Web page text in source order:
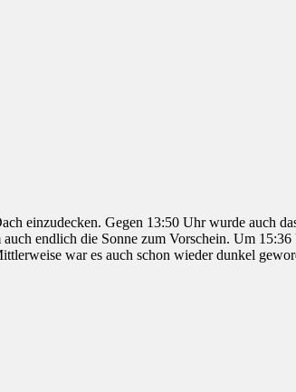
einzudecken. Gegen 13:50 Uhr wurde auch
endlich die Sonne zum Vorschein. Um
war es auch schon wieder dunkel